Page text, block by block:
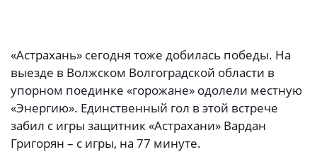
«Астрахань» сегодня тоже добилась победы. На
выезде в Волжском Волгоградской области в
упорном поединке «горожане» одолели местную
«Энергию». Единственный гол в этой встрече
забил с игры защитник «Астрахани» Вардан
Григорян – с игры, на 77 минуте.